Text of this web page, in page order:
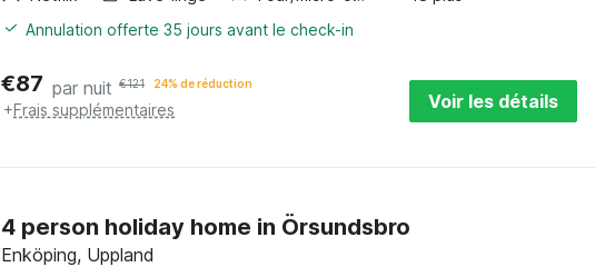
Annulation offerte 35 jours avant le check-in
€87 par nuit €121 24% de réduction
+Frais supplémentaires Voir les détails
4 person holiday home in Örsundsbro
Enköping, Uppland